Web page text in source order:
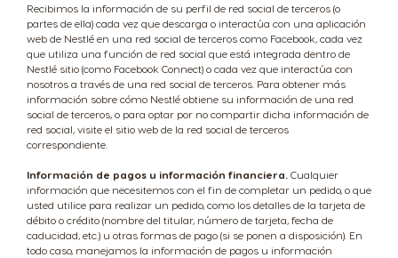
Recibimos la información de su perfil de red social de terceros (o
partes de ella) cada vez que descarga o interactúa con una aplicación
web de Nestlé en una red social de terceros como Facebook, cada vez
que utiliza una función de red social que está integrada dentro de
Nestlé sitio (como Facebook Connect) o cada vez que interactúa con
nosotros a través de una red social de terceros. Para obtener más
información sobre cómo Nestlé obtiene su información de una red
social de terceros, o para optar por no compartir dicha información de
red social, visite el sitio web de la red social de terceros
correspondiente.
Información de pagos u información financiera. Cualquier
información que necesitemos con el fin de completar un pedido, o que
usted utilice para realizar un pedido, como los detalles de la tarjeta de
débito o crédito (nombre del titular, número de tarjeta, fecha de
caducidad, etc.) u otras formas de pago (si se ponen a disposición). En
todo caso, manejamos la información de pagos u información